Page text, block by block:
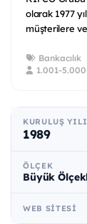
olarak 1977
müşterilere
Bankacılık
1.001-5.000
KURULUŞ YILI
1989
ÖLÇEK
Büyük
WEB SITESI